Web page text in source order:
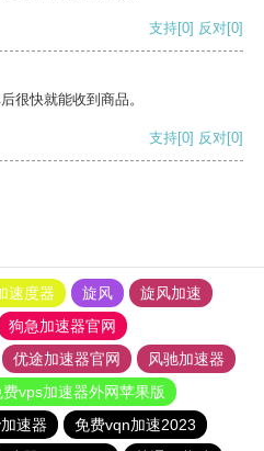
支持[0] 反对[0]
很快就能收到商品。
支持[0] 反对[0]
速度器 旋风
旋风加速
狗急加速器官网
优途加速器官网
风驰加速器
费vps加速器外网苹果版
速器
免费vqn加速2023